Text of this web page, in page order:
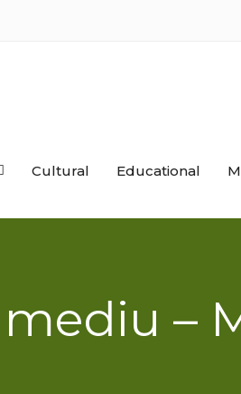
Cultural Educational
–